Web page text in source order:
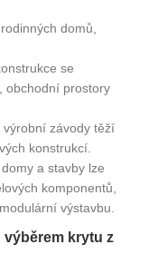
domů,
se
obchodní prostory
výrobní závody těží
konstrukcí.
a stavby lze
komponentů,
výstavbu.
výběrem krytu z